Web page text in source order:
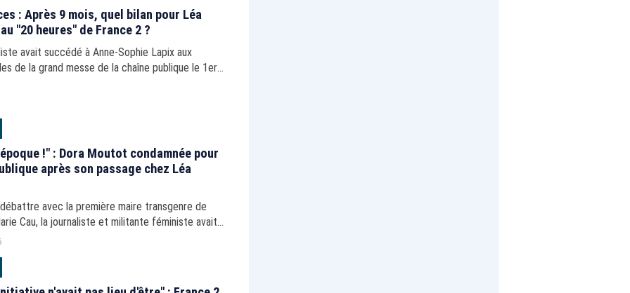
: Après 9 mois, quel bilan pour Léa
"20 heures" de France 2 ?
avait succédé à Anne-Sophie Lapix aux
de la grand messe de la chaîne publique le 1er
2025.
!" : Dora Moutot condamnée pour
après son passage chez Léa
avec la première maire transgenre de
Cau, la journaliste et militante féministe avait
dernière.